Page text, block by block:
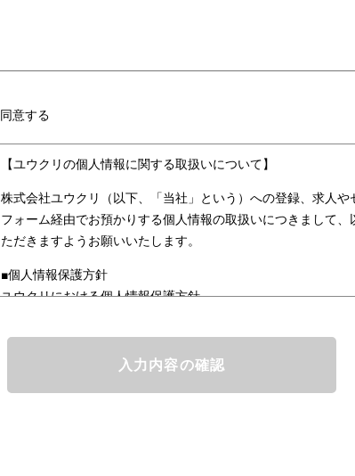
同意する
【ユウクリの個人情報に関する取扱いについて】
株式会社ユウクリ（以下、「当社」という）への登録、求人
フォーム経由でお預かりする個人情報の取扱いにつきまして
ただきますようお願いいたします。
■個人情報保護方針
ユウクリにおける個人情報保護方針
とし、資質のあるクリエイタ－発掘から、活躍の場の提供、
なサービスを提供するクリエイターエージェンシーとして事